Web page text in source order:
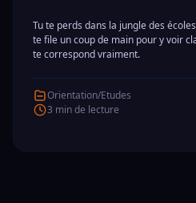
Tu te perds dans la jungle des
te file un coup de main pour y voir
te correspond vraiment.
Orientation/Etudes
3 min de lecture